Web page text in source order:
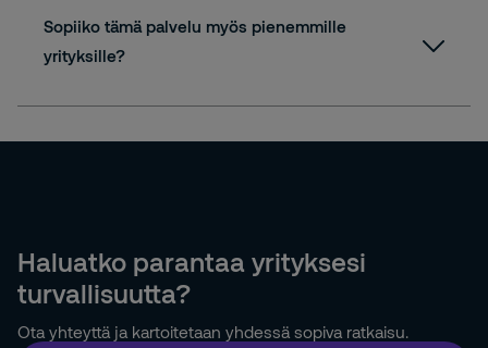
Sopiiko tämä palvelu myös pienemmille
yrityksille?
Haluatko parantaa yrityksesi
turvallisuutta?
Ota yhteyttä ja kartoitetaan yhdessä sopiva ratkaisu.